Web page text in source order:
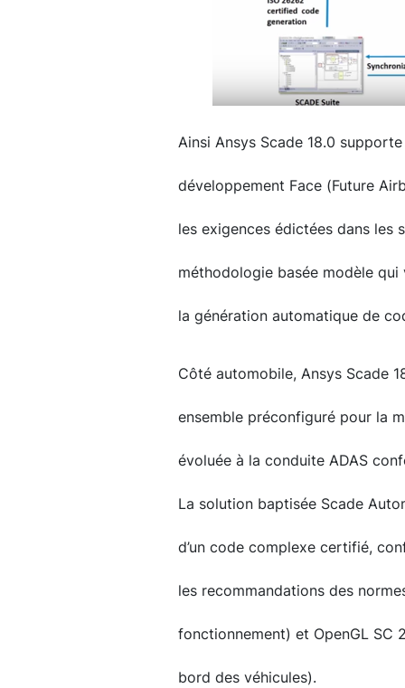
Ainsi Ansys Scade 18.0
développement Face (Future
les exigences édictées dans les
méthodologie basée modèle qui
la génération automatique de
Côté automobile, Ansys Scade
ensemble préconfiguré pour la
évoluée à la conduite ADAS
La solution baptisée Scade
d’un code complexe certifié,
les recommandations des
fonctionnement) et OpenGL SC
bord des véhicules).